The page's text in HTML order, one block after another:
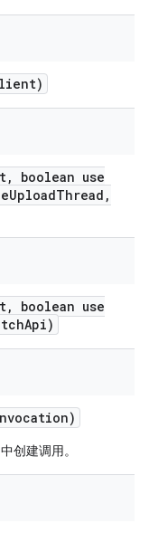
,
boolean use
UploadThread ,
,
boolean use
Api)
创建调用。